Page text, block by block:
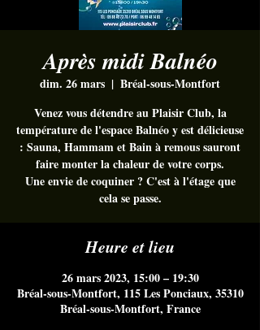
Après midi Balnéo
dim. 26 mars
  |
Bréal-sous-Montfort
Venez vous détendre au Plaisir Club, la
température de l'espace Balnéo y est délicieuse
: Sauna, Hammam et Bain à remous sauront
faire monter la chaleur de votre corps.
Une envie de coquiner ? C'est à l'étage que
cela se passe.
Heure et lieu
26 mars 2023, 15:00 – 19:30
Bréal-sous-Montfort, 115 Les Ponciaux, 35310
Bréal-sous-Montfort, France